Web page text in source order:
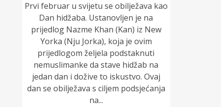
Prvi februar u svijetu se obilježava kao
Dan hidžaba. Ustanovljen je na
prijedlog Nazme Khan (Kan) iz New
Yorka (Nju Jorka), koja je ovim
prijedlogom željela podstaknuti
nemuslimanke da stave hidžab na
jedan dan i dožive to iskustvo. Ovaj
dan se obilježava s ciljem podsjećanja
na...